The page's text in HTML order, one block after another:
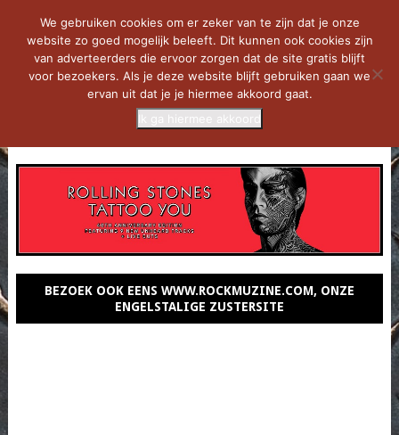
BEZOEK OOK EENS WWW.ROCKMUZINE.COM, ONZE
ENGELSTALIGE ZUSTERSITE
We gebruiken cookies om er zeker van te zijn dat je onze
website zo goed mogelijk beleeft. Dit kunnen ook cookies zijn
van adverteerders die ervoor zorgen dat de site gratis blijft
voor bezoekers. Als je deze website blijft gebruiken gaan we
ervan uit dat je je hiermee akkoord gaat.
Ik ga hiermee akkoord